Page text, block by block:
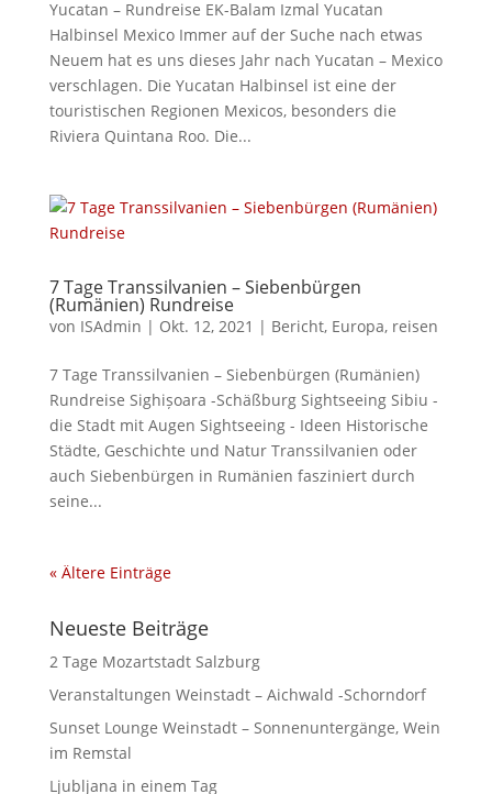
Yucatan – Rundreise EK-Balam Izmal Yucatan
Halbinsel Mexico Immer auf der Suche nach etwas
Neuem hat es uns dieses Jahr nach Yucatan – Mexico
verschlagen. Die Yucatan Halbinsel ist eine der
touristischen Regionen Mexicos, besonders die
Riviera Quintana Roo. Die...
7 Tage Transsilvanien – Siebenbürgen
(Rumänien) Rundreise
von ISAdmin | Okt. 12, 2021 | Bericht, Europa, reisen
7 Tage Transsilvanien – Siebenbürgen (Rumänien)
Rundreise Sighișoara -Schäßburg Sightseeing Sibiu -
die Stadt mit Augen Sightseeing - Ideen Historische
Städte, Geschichte und Natur Transsilvanien oder
auch Siebenbürgen in Rumänien fasziniert durch
seine...
« Ältere Einträge
Neueste Beiträge
2 Tage Mozartstadt Salzburg
Veranstaltungen Weinstadt – Aichwald -Schorndorf
Sunset Lounge Weinstadt – Sonnenuntergänge, Wein
im Remstal
Ljubljana in einem Tag